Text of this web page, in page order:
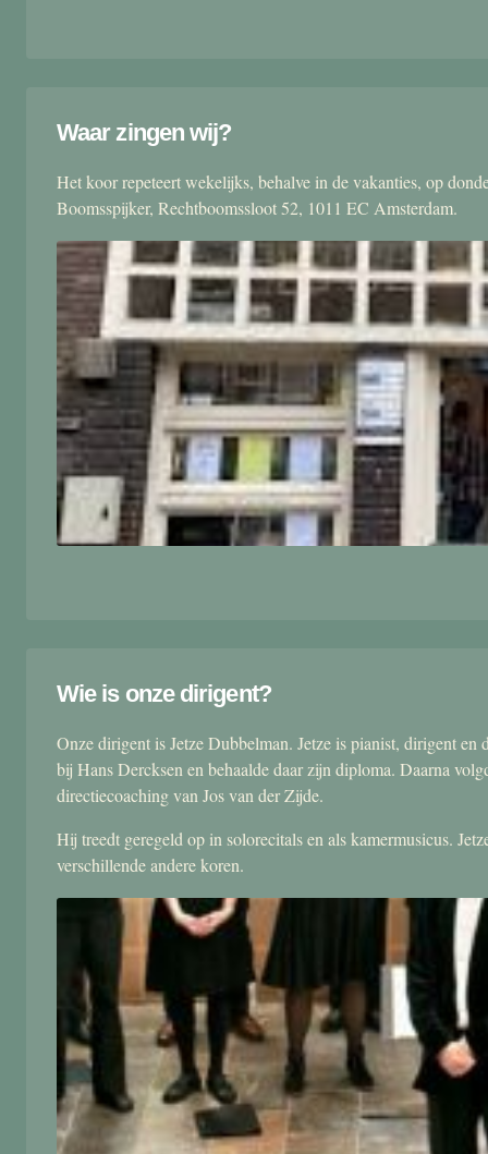
Waar zingen wij?
Het koor repeteert wekelijks, behalve in de vakanties, op
Boomsspijker, Rechtboomssloot 52, 1011 EC Amsterdam.
Wie is onze dirigent?
Onze dirigent is Jetze Dubbelman. Jetze is pianist, dirigent
bij Hans Dercksen en behaalde daar zijn diploma. Daarna
directiecoaching van Jos van der Zijde.
Hij treedt geregeld op in solorecitals en als kamermusicus.
verschillende andere koren.